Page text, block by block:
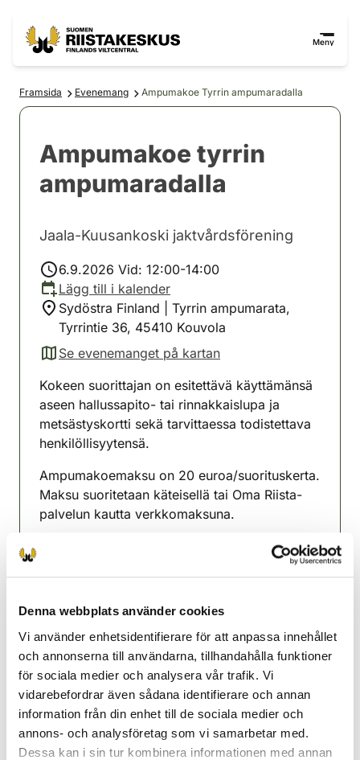
Denna webbplats använder cookies
Vi använder enhetsidentifierare för att anpassa innehållet
och annonserna till användarna, tillhandahålla funktioner
för sociala medier och analysera vår trafik. Vi
vidarebefordrar även sådana identifierare och annan
information från din enhet till de sociala medier och
annons- och analysföretag som vi samarbetar med.
Dessa kan i sin tur kombinera informationen med annan
Meny
Framsida Evenemang Ampumakoe Tyrrin ampumaradalla
Ampumakoe tyrrin
ampumaradalla
Jaala-Kuusankoski jaktvårdsförening
6.9.2026 Vid: 12:00-14:00
Lägg till i kalender
Sydöstra Finland | Tyrrin ampumarata,
Tyrrintie 36, 45410 Kouvola
Se evenemanget på kartan
(avautuu uuteen välilehteen)
Kokeen suorittajan on esitettävä käyttämänsä
aseen hallussapito- tai rinnakkaislupa ja
metsästyskortti sekä tarvittaessa todistettava
henkilöllisyytensä.
Ampumakoemaksu on 20 euroa/suorituskerta.
Maksu suoritetaan käteisellä tai Oma Riista-
palvelun kautta verkkomaksuna.
Tapahtumassa on mahdollisuus suorittaa
Mahdolliset kyselyt Rauli Lonka 0405542488
Jaala-Kuusankoski jaktvårdsförening
Sydöstra Finland
+358408478764
jaala-kuusankoski@rhy.riista.fi